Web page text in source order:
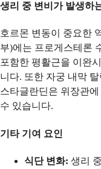
생리 중 변비가 발생하
호르몬 변동이 중요한
부)에는 프로게스테론
포함한 평활근을 이완
니다. 또한 자궁 내막
스타글란딘은 위장관
수 있습니다.
기타 기여 요인
식단 변화: 생리